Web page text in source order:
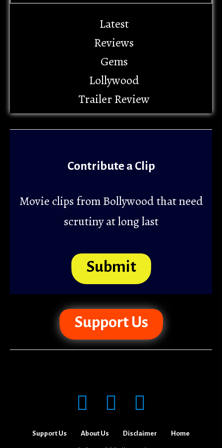
Latest
Reviews
Gems
Lollywood
Trailer Review
Contribute a Clip
Movie clips from Bollywood that need
scrutiny at long last
Submit
Support Us
Support Us About Us Disclaimer Home
Twitter